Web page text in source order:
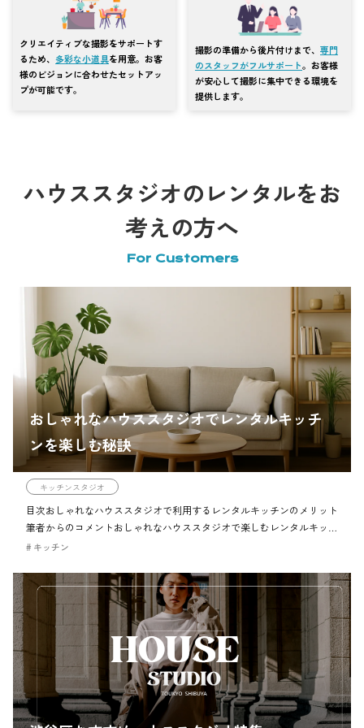
クリエイティブな撮影をサポートす
るため、 多彩な小道具を用意。お客
様のビジョンに合わせたセットアッ
プが可能です。
撮影の準備から後片付けまで、 専門
のスタッフがフルサポート。お客様
が安心して撮影に集中できる環境を
提供します。
ハウススタジオのレンタルをお
考えの方へ
For Customers
おしゃれなハウススタジオでレンタルキッチ
ンを楽しむ秘訣
キッチンスタジオ
目次おしゃれなハウススタジオで利用するレンタルキッチンのメリット
筆者からのコメントおしゃれなハウススタジオで楽しむレンタルキッチ
ンのメリットチェックポイントおしゃれなハウススタジオをレンタル
キッチン